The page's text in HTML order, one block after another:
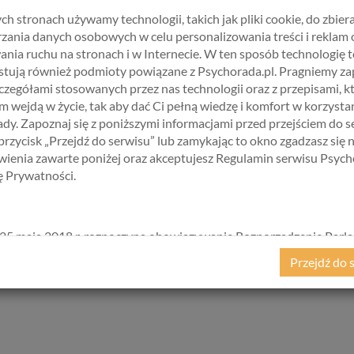
Oto niektóre z tych zasad:
ma prawo do szacunku ze strony dorosłych.
ma prawo do wyrażania swojego zdania i uczuć.
prawo do podejmowania decyzji i popełniania
błędy.
dziecko ma prawo do swojego ciała i swojej
być prowadzone w sposób demokratyczny i
powinien być przyjacielem dziecka, ale
i niezależności dzieci. Uważał, że to
i odpowiedzialności.
się na poszanowaniu praw dziecka i nauczaniu
w procesie podejmowania decyzji.
stronach używamy technologii, takich jak pliki cookie, do
danych osobowych w celu personalizowania treści i reklam
ruchu na stronach i w Internecie. W ten sposób technologię
również podmioty powiązane z Psychorada.pl. Pragniemy
stosowanych przez nas technologii oraz z przepisami,
wejdą w życie, tak aby dać Ci pełną wiedzę i komfort w
Zapoznaj się z poniższymi informacjami przed przejściem do
„Przejdź do serwisu” lub zamykając to okno zgadzasz się
zawarte poniżej oraz akceptujesz Regulamin serwisu
Prywatności.
maja 2018 r. rozpoczyna obowiązywanie Rozporządzenie
i Rady (UE) 2016/679 z dnia 27 kwietnia 2016 r. w sprawie
w związku z przetwarzaniem danych osobowych i w
przepływu takich danych oraz uchylenia dyrektywy 95/46/
Przejdź do